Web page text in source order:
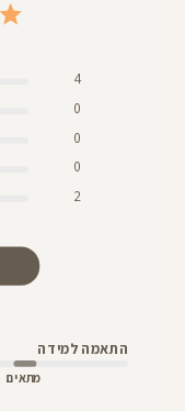
4
0
0
0
2
התאמה למידה
מתאים